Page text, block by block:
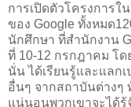
การเปิดตัวโครงการใน
ของ Google ทั้งหมด
นักศึกษา ที่สำนักงาน
ที่ 10-12 กรกฎาคม โด
นั่น ได้เรียนรู้และแลกเ
อื่นๆ จากสถาบันต่างๆ
แน่นอนพวกเขาจะได้รู้